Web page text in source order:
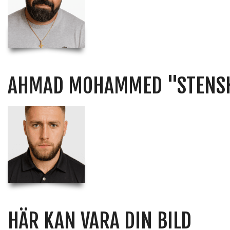
AHMAD MOHAMMED
HÄR KAN VARA DIN BILD